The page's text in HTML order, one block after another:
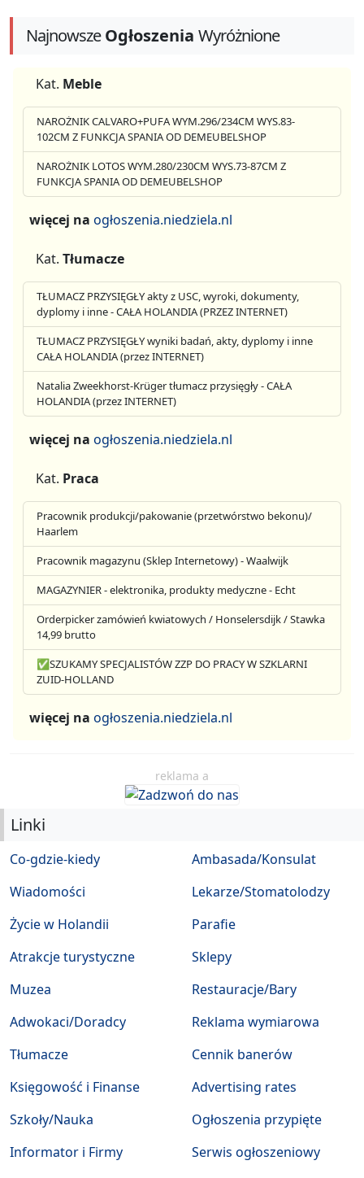
NajnowszeOgłoszenia Wyróżnione
Kat. Meble
NAROŻNIK CALVARO+PUFA WYM.296/234CM WYS.83-
102CM Z FUNKCJA SPANIA OD DEMEUBELSHOP
NAROŻNIK LOTOS WYM.280/230CM WYS.73-87CM Z
FUNKCJA SPANIA OD DEMEUBELSHOP
więcej na ogłoszenia.niedziela.nl
Kat. Tłumacze
TŁUMACZ PRZYSIĘGŁY akty z USC, wyroki, dokumenty,
dyplomy i inne - CAŁA HOLANDIA (PRZEZ INTERNET)
TŁUMACZ PRZYSIĘGŁY wyniki badań, akty, dyplomy i inne
CAŁA HOLANDIA (przez INTERNET)
Natalia Zweekhorst-Krüger tłumacz przysięgły - CAŁA
HOLANDIA (przez INTERNET)
więcej na ogłoszenia.niedziela.nl
Kat. Praca
Pracownik produkcji/pakowanie (przetwórstwo bekonu)/
Haarlem
Pracownik magazynu (Sklep Internetowy) - Waalwijk
MAGAZYNIER - elektronika, produkty medyczne - Echt
Orderpicker zamówień kwiatowych / Honselersdijk / Stawka
14,99 brutto
✅SZUKAMY SPECJALISTÓW ZZP DO PRACY W SZKLARNI
ZUID-HOLLAND
więcej na ogłoszenia.niedziela.nl
reklama a
Linki
Co-gdzie-kiedy
Wiadomości
Życie w Holandii
Atrakcje turystyczne
Muzea
Ambasada/Konsulat
Lekarze/Stomatolodzy
Parafie
Sklepy
Restauracje/Bary
Adwokaci/Doradcy
Tłumacze
Księgowość i Finanse
Szkoły/Nauka
Informator i Firmy
Reklama wymiarowa
Cennik banerów
Advertising rates
Ogłoszenia przypięte
Serwis ogłoszeniowy